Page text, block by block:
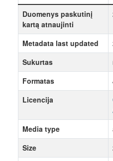
Duomenys paskutinį
kartą atnaujinti
Metadata last updated
Sukurtas
Formatas
Licencija
Media type
Size